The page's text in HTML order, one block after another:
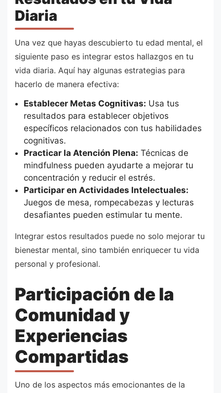
Diaria
Una vez que hayas descubierto tu edad mental, el
siguiente paso es integrar estos hallazgos en tu
vida diaria. Aquí hay algunas estrategias para
hacerlo de manera efectiva:
Establecer Metas Cognitivas: Usa tus
resultados para establecer objetivos
específicos relacionados con tus habilidades
cognitivas.
Practicar la Atención Plena: Técnicas de
mindfulness pueden ayudarte a mejorar tu
concentración y reducir el estrés.
Participar en Actividades Intelectuales:
Juegos de mesa, rompecabezas y lecturas
desafiantes pueden estimular tu mente.
Integrar estos resultados puede no solo mejorar tu
bienestar mental, sino también enriquecer tu vida
personal y profesional.
Participación de la
Comunidad y
Experiencias
Compartidas
Uno de los aspectos más emocionantes de la